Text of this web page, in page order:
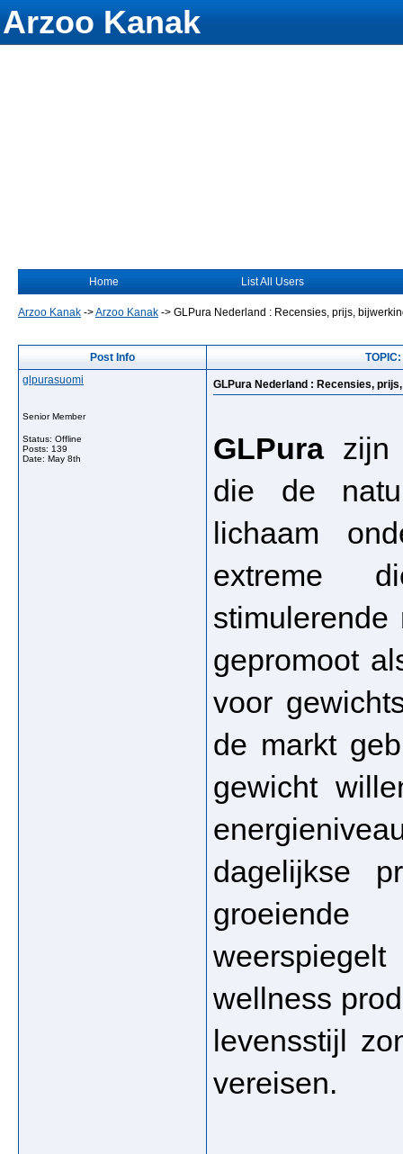
Arzoo Kanak
Home List All Users
Arzoo Kanak ->Arzoo Kanak -> GLPura Nederland : Recensies, prijs,
Post Info
glpurasuomi
Senior Member
Status: Offline
Posts: 139
Date: May 8th
GLPura Nederland : Recensies,
GLPura zijn
die de
lichaam
extreme
gepromoot
voor
de markt
gewicht
dagelijkse
wellness
levensstijl
vereisen.